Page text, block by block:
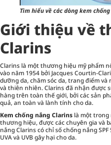
Tìm hiểu về các dòng kem
Giới thiệu về
Clarins
Clarins là một thương hiệu mỹ phẩm
vào năm 1954 bởi Jacques Courtin-
dưỡng da,chăm sóc da, trang điểm và
và thiên nhiên. Clarins đã nhận được
hàng trên toàn thế giới, bởi các sản
quả, an toàn và lành tính cho da.
Kem chống nắng Clarins là một trong
thương hiệu, được các chuyên gia và
nắng Clarins có chỉ số chống nắng
UVA và UVB gây hại cho da.